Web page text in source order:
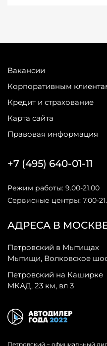
Вакансии
Корпоративным
Кредит и страхование
Карта сайта
Правовая информация
АДРЕСА В
Петровский в Мытищах
Мытищи, Волковское
Петровский на Каширке
МКАД, 23 км, вл 3
+7 (495) 640-01-11
Режим работы: 9.00-21.00
Сервисные центры: 7.00-
Петровский − официальный